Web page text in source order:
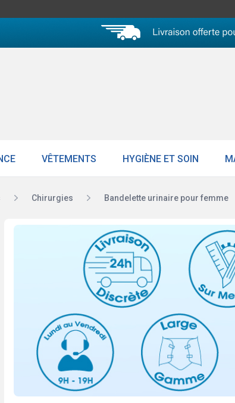
VÊTEMENTS HYGIÈNE ET SOIN
Chirurgies Bandelette urinaire pour femme